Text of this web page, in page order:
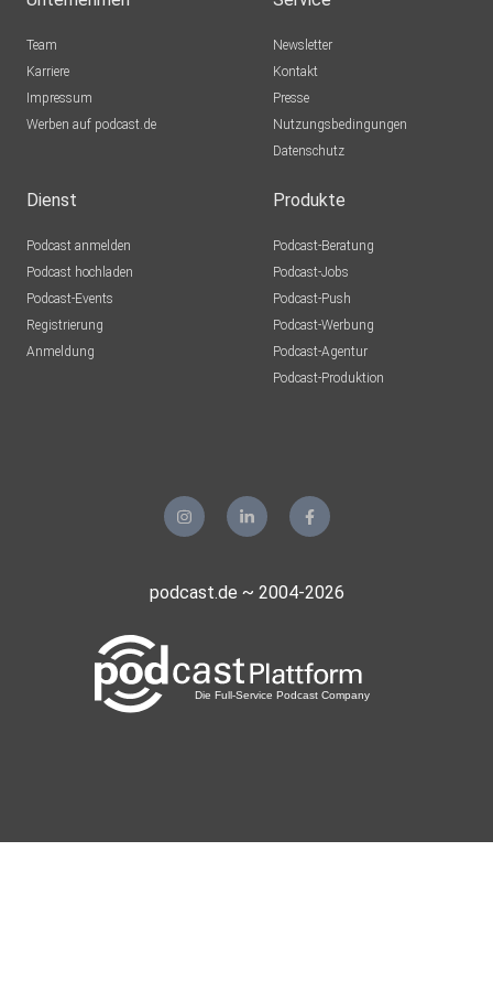
Team
Karriere
Impressum
Werben auf podcast.de
Newsletter
Kontakt
Presse
Nutzungsbedingungen
Datenschutz
Dienst
Podcast anmelden
Podcast hochladen
Podcast-Events
Registrierung
Anmeldung
Produkte
Podcast-Beratung
Podcast-Jobs
Podcast-Push
Podcast-Werbung
Podcast-Agentur
Podcast-Produktion
podcast.de ~ 2004-2026